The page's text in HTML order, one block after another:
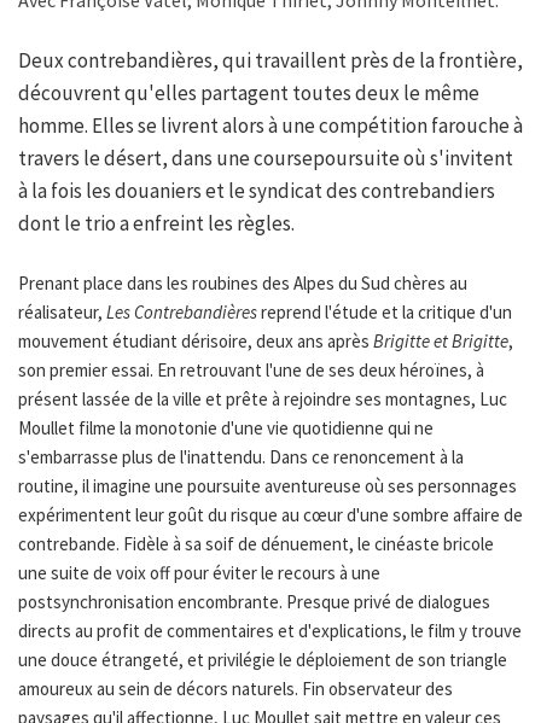
Deux contrebandières, qui travaillent près de la frontière,
découvrent qu'elles partagent toutes deux le même
homme. Elles se livrent alors à une compétition farouche à
travers le désert, dans une coursepoursuite où s'invitent
à la fois les douaniers et le syndicat des contrebandiers
dont le trio a enfreint les règles.
Prenant place dans les roubines des Alpes du Sud chères au
réalisateur, Les Contrebandièresreprend l'étude et la critique d'un
mouvement étudiant dérisoire, deux ans après Brigitte et Brigitte,
son premier essai. En retrouvant l'une de ses deux héroïnes, à
présent lassée de la ville et prête à rejoindre ses montagnes, Luc
Moullet filme la monotonie d'une vie quotidienne qui ne
s'embarrasse plus de l'inattendu. Dans ce renoncement à la
routine, il imagine une poursuite aventureuse où ses personnages
expérimentent leur goût du risque au cœur d'une sombre affaire de
contrebande. Fidèle à sa soif de dénuement, le cinéaste bricole
une suite de voix off pour éviter le recours à une
postsynchronisation encombrante. Presque privé de dialogues
directs au profit de commentaires et d'explications, le film y trouve
une douce étrangeté, et privilégie le déploiement de son triangle
amoureux au sein de décors naturels. Fin observateur des
paysages qu'il affectionne, Luc Moullet sait mettre en valeur ces